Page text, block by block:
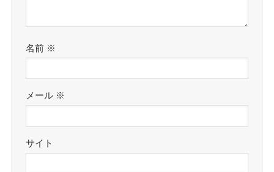
名前 ※
メール ※
サイト